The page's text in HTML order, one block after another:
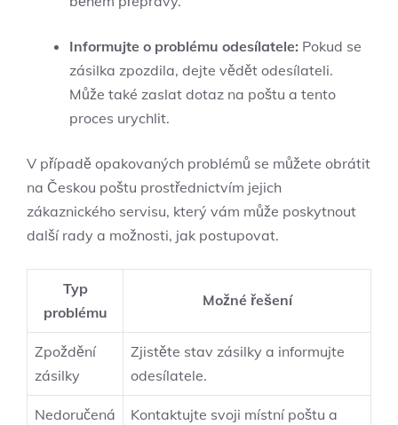
Informujte o problému odesílatele: Pokud se
zásilka zpozdila, dejte vědět odesílateli.
Může také zaslat dotaz na poštu a tento
proces urychlit.
V případě opakovaných problémů se můžete obrátit
na Českou poštu prostřednictvím jejich
zákaznického servisu, který vám může poskytnout
další rady a možnosti, jak postupovat.
Typ
problému
Možné řešení
Zpoždění
zásilky
Zjistěte stav zásilky a informujte
odesílatele.
Nedoručená
Kontaktujte svoji místní poštu a